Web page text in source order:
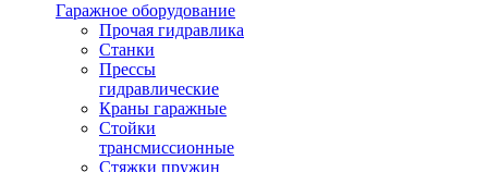
Гаражное оборудование
Прочая гидравлика
Станки
Прессы
гидравлические
Краны гаражные
Стойки
трансмиссионные
Стяжки пружин